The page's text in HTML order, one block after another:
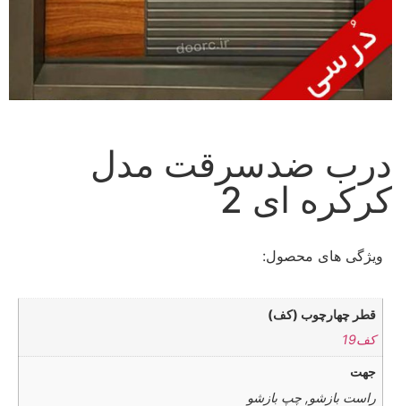
درب ضدسرقت مدل
کرکره ای 2
ویژگی های محصول:
قطر چهارچوب (کف)
کف19
جهت
راست بازشو, چپ بازشو